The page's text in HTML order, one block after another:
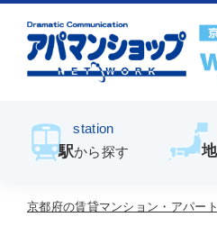
station
駅から探す
京都府の賃貸マンション・アパー